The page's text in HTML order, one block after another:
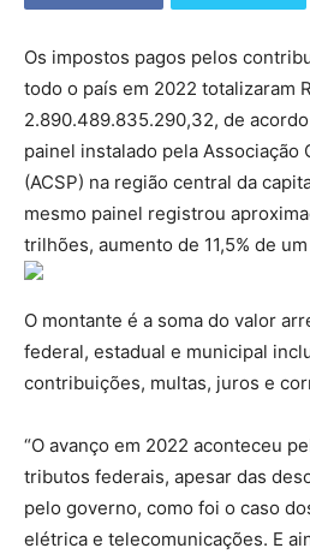
Os impostos pagos pelos
todo o país em 2022 totalizaram
2.890.489.835.290,32, de
painel instalado pela Associação
(ACSP) na região central da
mesmo painel registrou
trilhões, aumento de 11,5% de
O montante é a soma do valor
federal, estadual e municipal
contribuições, multas, juros e
“O avanço em 2022 aconteceu
tributos federais, apesar das
pelo governo, como foi o caso
elétrica e telecomunicações. E